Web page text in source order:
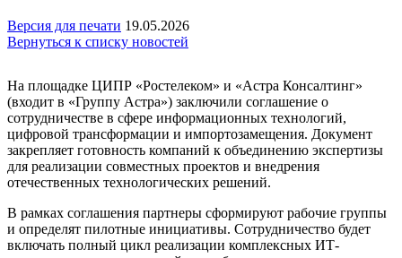
Версия для печати 19.05.2026
Вернуться к списку новостей
На площадке ЦИПР «Ростелеком» и «Астра Консалтинг»
(входит в «Группу Астра») заключили соглашение о
сотрудничестве в сфере информационных технологий,
цифровой трансформации и импортозамещения. Документ
закрепляет готовность компаний к объединению экспертизы
для реализации совместных проектов и внедрения
отечественных технологических решений.
В рамках соглашения партнеры сформируют рабочие группы
и определят пилотные инициативы. Сотрудничество будет
включать полный цикл реализации комплексных ИТ-